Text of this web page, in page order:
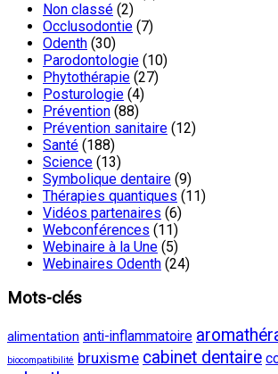
Non classé (2)
Occlusodontie (7)
Odenth (30)
Parodontologie (10)
Phytothérapie (27)
Posturologie (4)
Prévention (88)
Prévention sanitaire (12)
Santé (188)
Science (13)
Symbolique dentaire (9)
Thérapies quantiques (11)
Vidéos partenaires (6)
Webconférences (11)
Webinaire à la Une (5)
Webinaires Odenth (24)
Mots-clés
alimentation anti-inflammatoire
biocompatibilité bruxisme cabinet dentaire